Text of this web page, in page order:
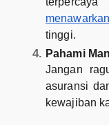
tinggi.
Pahami
Jangan
asuransi
kewajiban